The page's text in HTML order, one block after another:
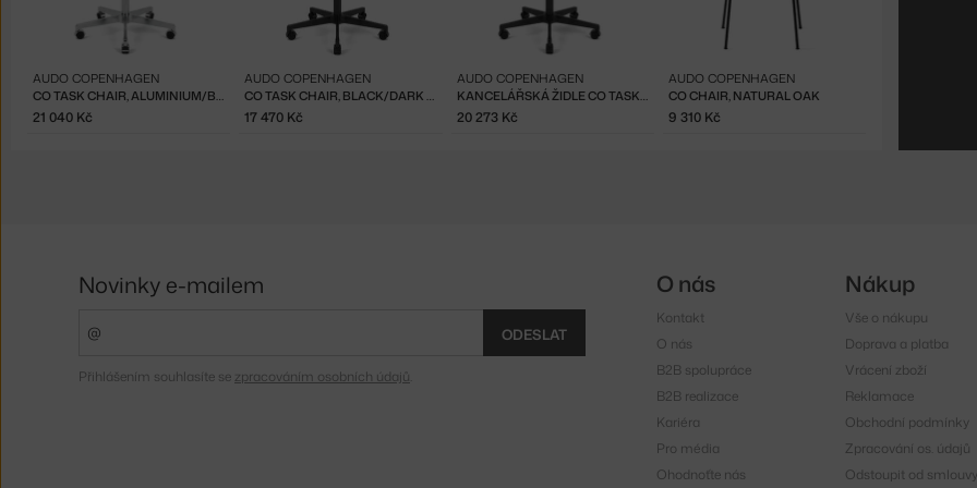
CO TASK CHAIR, ALUMINIUM/BLACK OAK
AUDO COPENHAGEN
21 040 Kč
CO TASK CHAIR, BLACK/DARK OAK
AUDO COPENHAGEN
17 470 Kč
KANCELÁŘSKÁ ŽIDLE CO TASK CHAIR S PODRUČKAMI, BLACK/NATURAL OAK
AUDO COPENHAGEN
20 273 Kč
CO CHAIR, NATURAL OAK
AUDO COPENHAGEN
9 310 Kč
Novinky e-mailem
ODESLAT
Přihlášením souhlasíte se zpracováním osobních údajů
O nás
Kontakt
O nás
B2B spolupráce
B2B realizace
Kariéra
Pro média
Ohodnoťte nás
Nákup
Vše o nákupu
Doprava a platba
Vrácení zboží
Reklamace
Obchodní podmínky
Zpracování os. údajů
Odstoupit od smlouvy